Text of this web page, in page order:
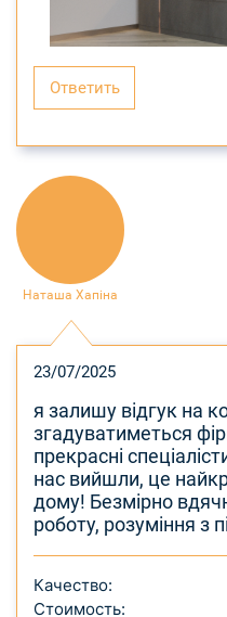
Ответить
Наташа Хапіна
23/07/2025
я залишу відгук на
згадуватиметься
прекрасні
нас вийшли, це
дому! Безмірно
роботу, розуміння з
Качество:
Стоимость: